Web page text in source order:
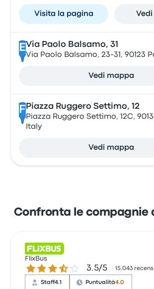
Visita la pagina
EVia Paolo Balsamo, 31
Via Paolo Balsamo, 23-31, 90123
Vedi mappa
F Piazza Ruggero Settimo, 12
Piazza Ruggero Settimo, 12C,
Italy
Vedi mappa
Confronta le compagnie
FlixBus
3.5 su 5 stelle 3.5/5 15.043
Staff4.1 Puntualità4.0